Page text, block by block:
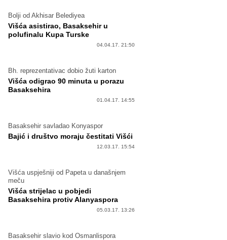
Bolji od Akhisar Belediyea
Višća asistirao, Basaksehir u
polufinalu Kupa Turske
04.04.17. 21:50
Bh. reprezentativac dobio žuti karton
Višća odigrao 90 minuta u porazu
Basaksehira
01.04.17. 14:55
Basaksehir savladao Konyaspor
Bajić i društvo moraju čestitati Višći
12.03.17. 15:54
Višća uspješniji od Papeta u današnjem
meču
Višća strijelac u pobjedi
Basaksehira protiv Alanyaspora
05.03.17. 13:26
Basaksehir slavio kod Osmanlispora